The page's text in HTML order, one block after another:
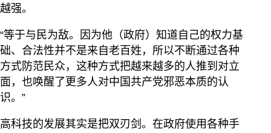
越强。
“等于与民为敌。因为他（政府）知道自己的权力基
础、合法性并不是来自老百姓，所以不断通过各种
方式防范民众，这种方式把越来越多的人推到对立
面，也唤醒了更多人对中国共产党邪恶本质的认
识。”
高科技的发展其实是把双刃剑。在政府使用各种手